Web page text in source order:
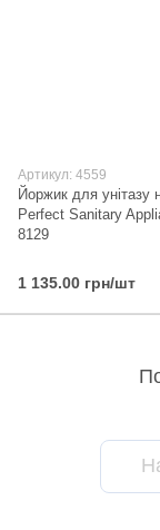
Артикул: 4559
Йоржик для унітазу
Perfect Sanitary
8129
1 135.00 грн/шт